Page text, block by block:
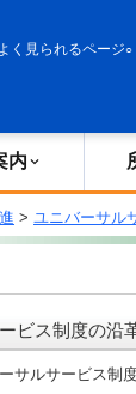
く見られるページ
内
> ユニバーサル
ビス制度の沿
サルサービス制